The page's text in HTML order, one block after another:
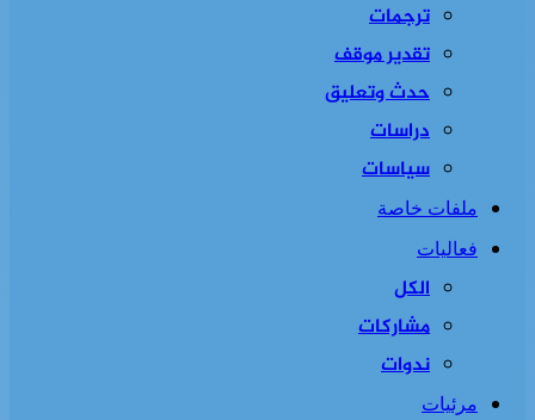
ترجمات
تقدير موقف
حدث وتعليق
دراسات
سياسات
ملفات خاصة
فعاليات
الكل
مشاركات
ندوات
مرئيات